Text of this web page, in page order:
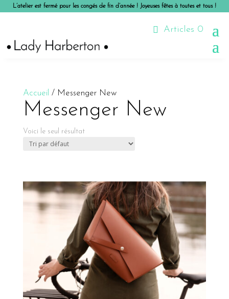
L’atelier est fermé pour les congés de fin d’année ! Joyeuses fêtes à toutes et tous !
Articles 0
Accueil / Messenger New
Messenger New
Voici le seul résultat